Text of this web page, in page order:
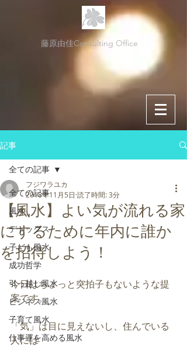
藤原由佳Consulting Office
記事
全ての記事
風水
デトックス
子ども風水
成功哲学
引っ越し風水
ビジネス風水
子育て風水
仕事運を高める風水
全ての記事
【風水】よい気が流れる家
にするために年内に誰か
を招待しよう！
フジワラユカ
2018年11月5日 読了時間: 3分
今日はちょっと突拍子もないような提
案です。
「気」は目に見えないし、住んでいる
人には